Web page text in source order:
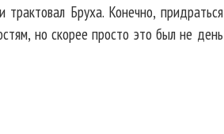
трактовал Бруха. Конечно, придраться
но скорее просто это был не день